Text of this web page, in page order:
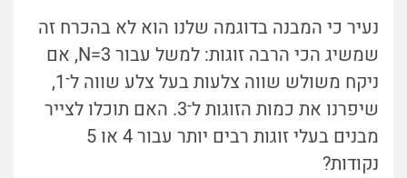
נעיר כי המבנה בדוגמה שלנו הוא לא בהכרח זה
שמשיג הכי הרבה זוגות: למשל עבור N=3, אם
ניקח משולש שווה צלעות בעל צלע שווה ל־1,
שיפרנו את כמות הזוגות ל־3. האם תוכלו לצייר
מבנים בעלי זוגות רבים יותר עבור 4 או 5
נקודות?